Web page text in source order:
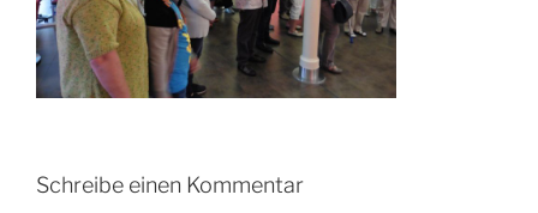
Schreibe einen Kommentar